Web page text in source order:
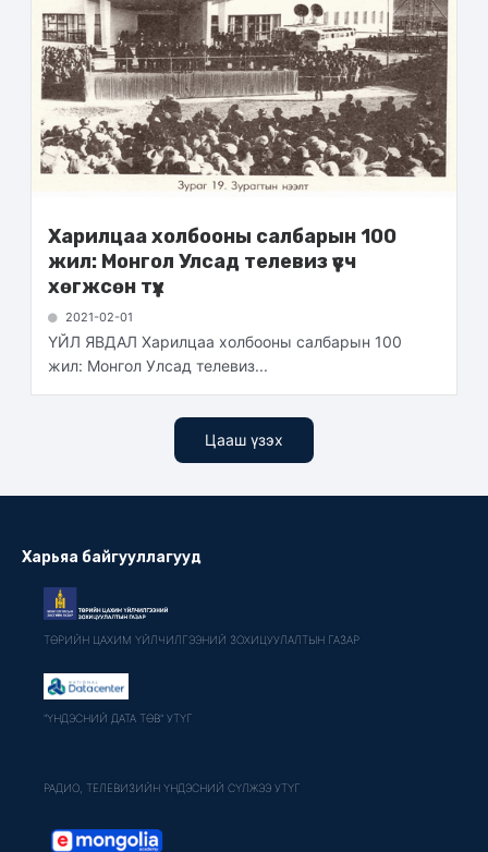
Харилцаа холбооны салбарын 100
жил: Монгол Улсад телевиз үүсч
хөгжсөн түүх
2021-02-01
ҮЙЛ ЯВДАЛ Харилцаа холбооны салбарын 100
жил: Монгол Улсад телевиз...
Цааш үзэх
Харьяа байгууллагууд
ТӨРИЙН ЦАХИМ ҮЙЛЧИЛГЭЭНИЙ ЗОХИЦУУЛАЛТЫН ГАЗАР
"ҮНДЭСНИЙ ДАТА ТӨВ" УТҮГ
РАДИО, ТЕЛЕВИЗИЙН ҮНДЭСНИЙ СҮЛЖЭЭ УТҮГ